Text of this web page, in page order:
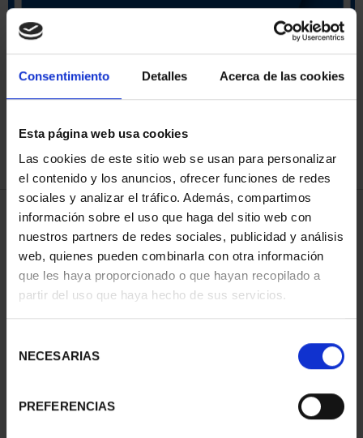
Consentimiento Detalles Acerca de las cookies
Esta página web usa cookies
Las cookies de este sitio web se usan para personalizar
el contenido y los anuncios, ofrecer funciones de redes
sociales y analizar el tráfico. Además, compartimos
información sobre el uso que haga del sitio web con
nuestros partners de redes sociales, publicidad y análisis
web, quienes pueden combinarla con otra información
que les haya proporcionado o que hayan recopilado a
partir del uso que haya hecho de sus servicios.
NECESARIAS
PREFERENCIAS
ORDENAR POR:
3 Productos encontrados